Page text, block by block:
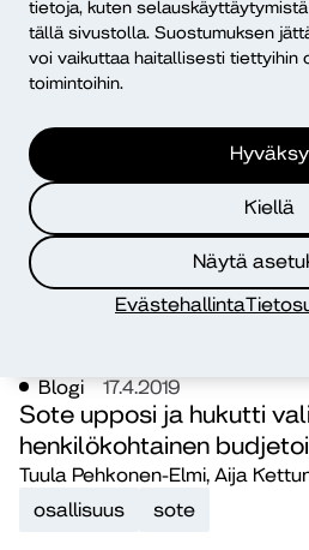
tietoja, kuten
tällä sivustolla. Suostumuksen
voi vaikuttaa haitallisesti tiettyihin
toimintoihin.
Hyväksy
Kiellä
Näytä
Evästehallinta
terveyden edistämiseksi
Joakim Zitting, Sade
Maksimainen, Elina
Blogi 17.4.2019
Sote upposi ja hukutti
henkilökohtainen
Tuula Pehkonen-Elmi, Aija
osallisuus
sote